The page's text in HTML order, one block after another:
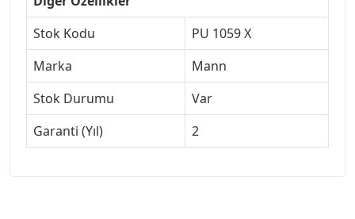
Stok Kodu
PU 1059 X
Marka
Mann
Stok Durumu
Var
Garanti (Yıl)
2